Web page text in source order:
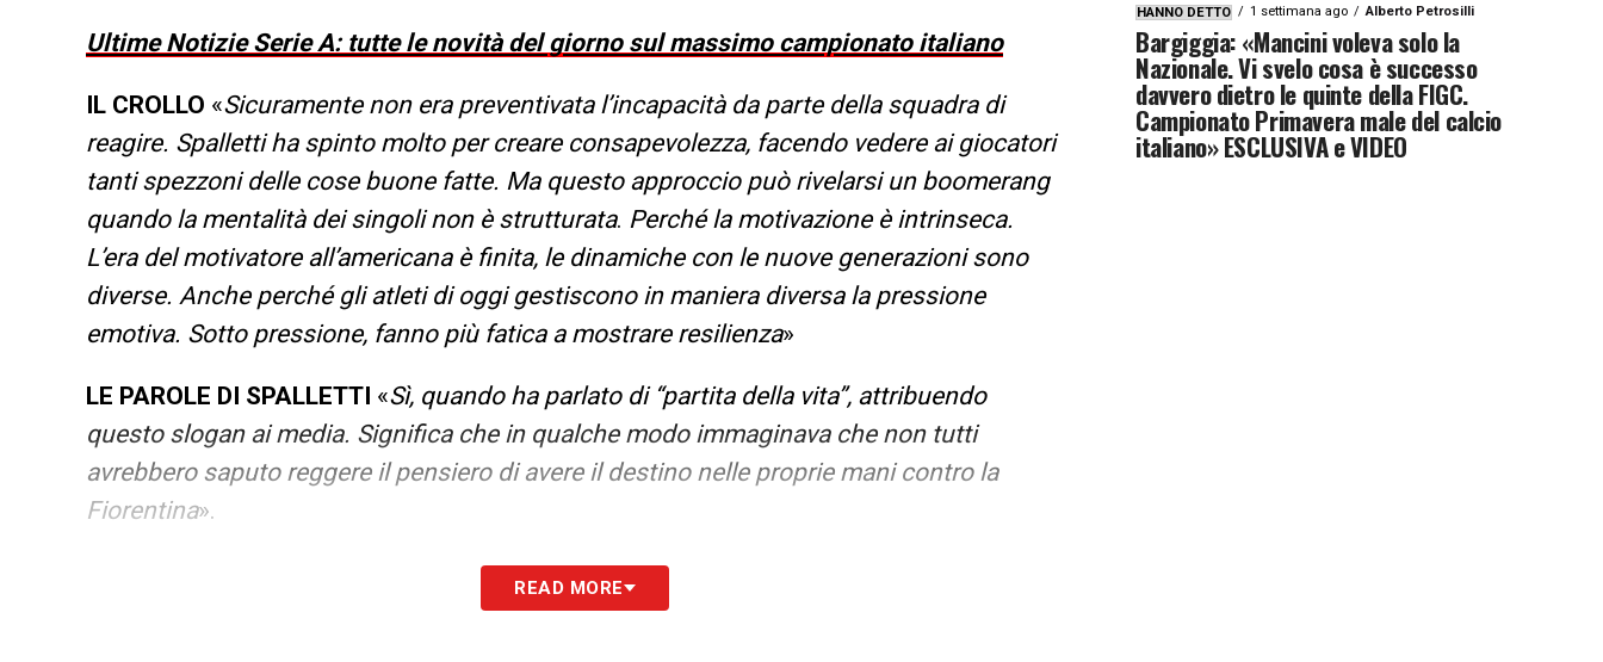
Ultime Notizie Serie A: tutte le novità del giorno sul massimo campionato italiano
IL CROLLO «Sicuramente non era preventivata l’incapacità da parte della squadra di
reagire. Spalletti ha spinto molto per creare consapevolezza, facendo vedere ai giocatori
tanti spezzoni delle cose buone fatte. Ma questo approccio può rivelarsi un boomerang
quando la mentalità dei singoli non è strutturata. Perché la motivazione è intrinseca.
L’era del motivatore all’americana è finita, le dinamiche con le nuove generazioni sono
diverse. Anche perché gli atleti di oggi gestiscono in maniera diversa la pressione
emotiva. Sotto pressione, fanno più fatica a mostrare resilienza»
LE PAROLE DI SPALLETTI «Sì, quando ha parlato di “partita della vita”, attribuendo
questo slogan ai media. Significa che in qualche modo immaginava che non tutti
avrebbero saputo reggere il pensiero di avere il destino nelle proprie mani contro la
Fiorentina».
«Sicuramente si può differenziare l’approccio
giocatore per giocatore. Molte squadre, nel draft Nba per esempio, fanno fare il test delle
READ MORE
HANNO DETTO 1 settimana ago Alberto Petrosilli
Bargiggia: «Mancini voleva solo la
Nazionale. Vi svelo cosa è successo
davvero dietro le quinte della FIGC.
Campionato Primavera male del calcio
italiano» ESCLUSIVA e VIDEO